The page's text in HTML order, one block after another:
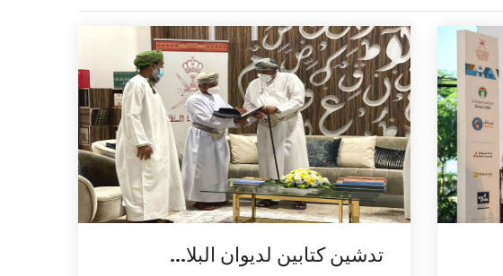
تدشين كتابين لديوان البلا...